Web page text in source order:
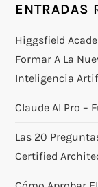
ENTRADAS
Higgsfield
Formar A La
Inteligencia
Claude AI Pro –
Las 20
Certified